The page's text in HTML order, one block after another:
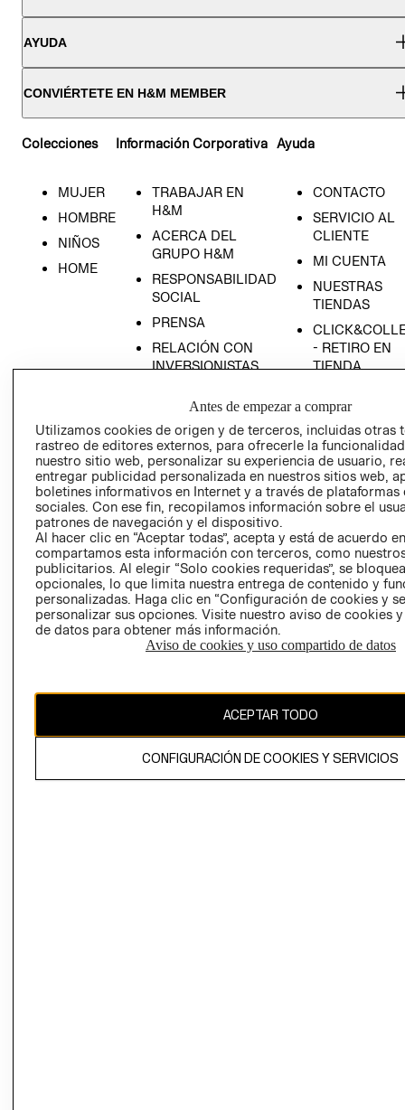
AYUDA
CONVIÉRTETE EN H&M MEMBER
Colecciones
MUJER
HOMBRE
NIÑOS
HOME
Información Corporativa
TRABAJAR EN
H&M
ACERCA DEL
GRUPO H&M
RESPONSABILIDAD
SOCIAL
PRENSA
RELACIÓN CON
INVERSIONISTAS
EMPRESARIAL
Ayuda
CONTACTO
SERVICIO AL
CLIENTE
MI CUENTA
NUESTRAS
TIENDAS
- RETIRO EN
TIENDA
CONDICIONES
AVISO DE
PRIVACIDAD
GIFT CARD
AVISO DE
El contenido de esta página web está protegido por copyright y es
Antes de empezar a comprar
Utilizamos cookies de origen y de terceros, incluidas otras
rastreo de editores externos, para ofrecerle la
nuestro sitio web, personalizar su experiencia de usuario,
entregar publicidad personalizada en nuestros sitios web,
boletines informativos en Internet y a través de plataformas
sociales. Con ese fin, recopilamos información sobre el
patrones de navegación y el dispositivo.
Al hacer clic en “Aceptar todas”, acepta y está de acuerdo
compartamos esta información con terceros, como
publicitarios. Al elegir “Solo cookies requeridas”, se
opcionales, lo que limita nuestra entrega de contenido y
personalizadas. Haga clic en “Configuración de cookies y
personalizar sus opciones. Visite nuestro aviso de cookies
de datos para obtener más información.
Aviso de cookies y uso compartido de datos
ACEPTAR TODO
CONFIGURACIÓN DE COOKIES Y SERVICIOS